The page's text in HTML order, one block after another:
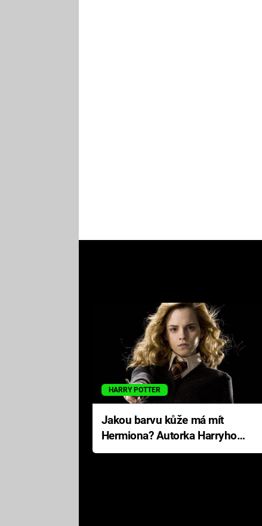
HARRY POTTER
Jakou barvu kůže má mít
Hermiona? Autorka Harryho
Pottera přišla s ráznou